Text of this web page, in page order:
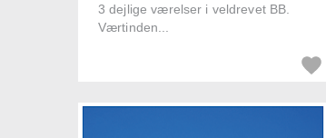
3 dejlige værelser i veldrevet BB.
Værtinden...